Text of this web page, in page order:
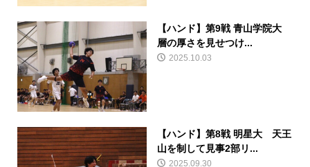
【ハンド】第9戦 青山学院大
層の厚さを見せつけ...
2025.10.03
【ハンド】第8戦 明星大 天王
山を制して見事2部リ...
2025.09.30